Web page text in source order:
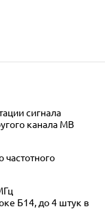
сигнала
канала МВ
Б14, до 4 штук в